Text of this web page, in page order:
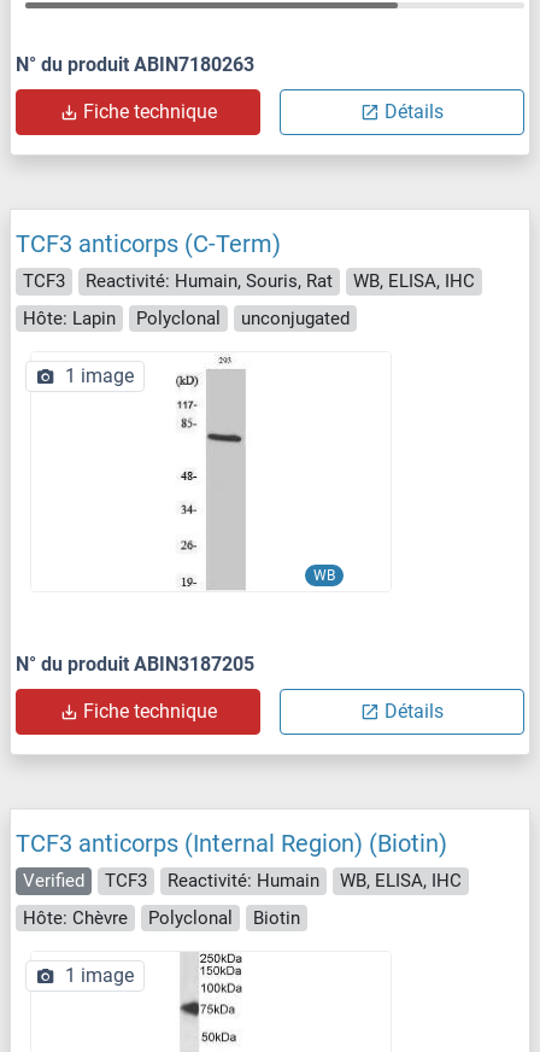
N° du produit ABIN7180263
Fiche technique Détails
TCF3 anticorps (C-Term)
TCF3 Reactivité: Humain, Souris, Rat
WB, ELISA, IHC
Hôte: Lapin
Polyclonal unconjugated
WB
1 image
N° du produit ABIN3187205
Fiche technique Détails
TCF3 anticorps (Internal Region) (Biotin)
Verified TCF3 Reactivité: Humain
WB, ELISA, IHC
Hôte: Chèvre
Polyclonal Biotin
1 image